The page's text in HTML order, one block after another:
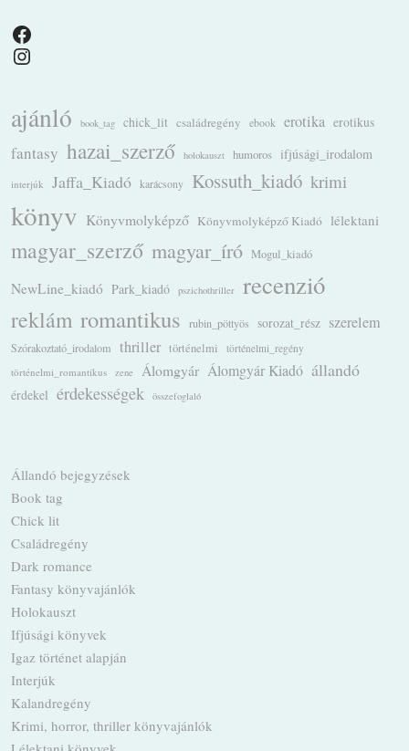
Facebook
Instagram
ajánló book_tag chick_lit családregény ebook erotika erotikus
fantasy hazai_szerző holokauszt humoros ifjúsági_irodalom
interjúk Jaffa_Kiadó karácsony Kossuth_kiadó krimi
könyv Könyvmolyképző Könyvmolyképző Kiadó lélektani
magyar_szerző magyar_író Mogul_kiadó
NewLine_kiadó Park_kiadó pszichothriller recenzió
reklám romantikus rubin_pöttyös sorozat_rész szerelem
Szórakoztató_irodalom thriller történelmi
történelmi_regény
történelmi_romantikus
zene Álomgyár Álomgyár Kiadó állandó
érdekel érdekességek összefoglaló
Állandó bejegyzések
Book tag
Chick lit
Családregény
Dark romance
Fantasy könyvajánlók
Holokauszt
Ifjúsági könyvek
Igaz történet alapján
Interjúk
Kalandregény
Krimi, horror, thriller könyvajánlók